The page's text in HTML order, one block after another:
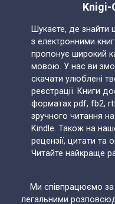
Knigi-
Шукаєте, де знайти
з електронними
пропонує широкий
мовою. У нас ви
скачати улюблені
реєстрації. Книги
форматах pdf, fb2,
зручного читання
Kindle. Також на
рецензії, цитати та
Читайте найкраще
Ми співпрацюємо
легальними